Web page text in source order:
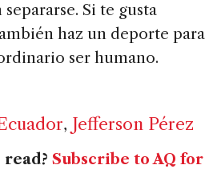
Si te gusta
haz un deporte para
ser humano.
, Jefferson Pérez
Subscribe to AQ for